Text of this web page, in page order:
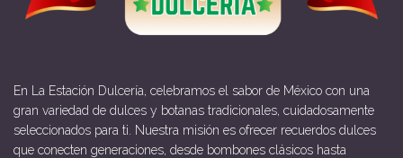
En La Estación Dulcería, celebramos el sabor de México con una
gran variedad de dulces y botanas tradicionales, cuidadosamente
seleccionados para ti. Nuestra misión es ofrecer recuerdos dulces
que conecten generaciones, desde bombones clásicos hasta